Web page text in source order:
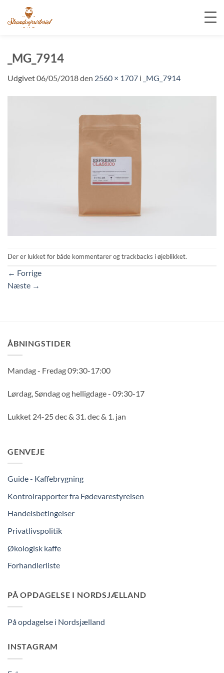
indhold
_MG_7914
Udgivet06/05/2018den 2560 × 1707 i _MG_7914
Der er lukket for både kommentarer og trackbacks i øjeblikket.
← Forrige
Næste →
ÅBNINGSTIDER
Mandag - Fredag 09:30-17:00
Lørdag, Søndag og helligdage - 09:30-17
Lukket 24-25 dec & 31. dec & 1. jan
GENVEJE
Guide - Kaffebrygning
Kontrolrapporter fra Fødevarestyrelsen
Handelsbetingelser
Privatlivspolitik
Økologisk kaffe
Forhandlerliste
PÅ OPDAGELSE I NORDSJÆLLAND
På opdagelse i Nordsjælland
INSTAGRAM